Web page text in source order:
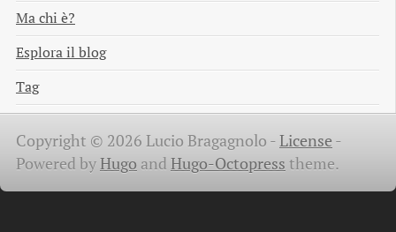
Ma chi è?
Esplora il blog
Tag
Copyright © 2026 Lucio Bragagnolo -License -
Powered byHugo and Hugo-Octopress theme.